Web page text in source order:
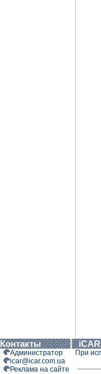
Контакты
Администратор
icar@icar.com.ua
Реклама на сайте
При